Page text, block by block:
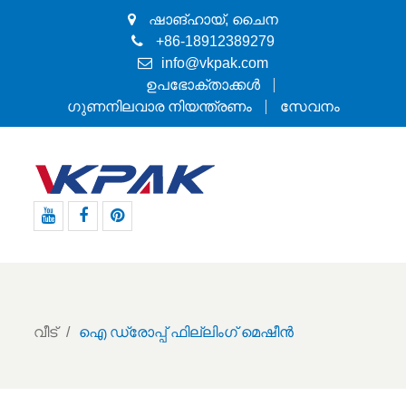
ഷാങ്ഹായ്, ചൈന
+86-18912389279
info@vkpak.com
ഉപഭോക്താക്കൾ
ഗുണനിലവാര നിയന്ത്രണം
സേവനം
വീട് ഐ ഡ്രോപ്പ് ഫില്ലിംഗ് മെഷീൻ